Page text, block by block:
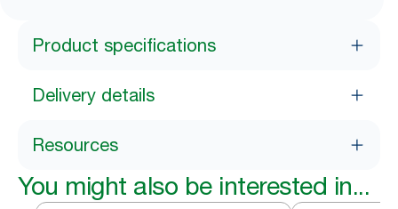
Product specifications
Delivery details
Resources
You might also be interested in...